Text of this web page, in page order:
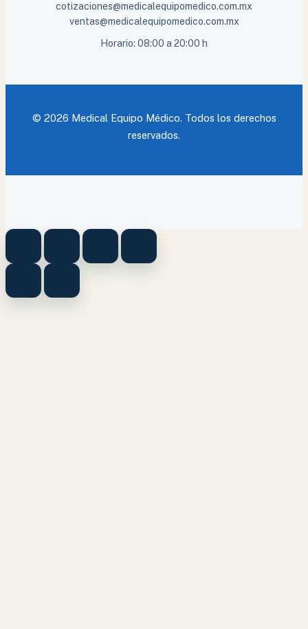
cotizaciones@medicalequipomedico.com.mx
ventas@medicalequipomedico.com.mx
Horario: 08:00 a 20:00 h
© 2026 Medical Equipo Médico. Todos los derechos
reservados.